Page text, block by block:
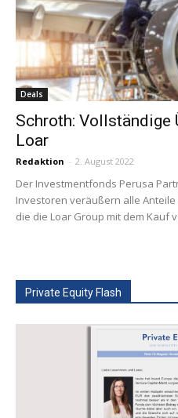
Deals
Schroth: Vollständige
Loar
Redaktion - 2. August 2022
Der Investmentfonds Perusa
Investoren veräußern alle
die die Loar Group mit dem Kauf
Private Equity Flash